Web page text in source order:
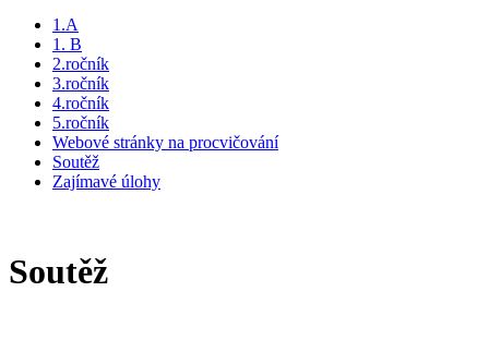
1.A
1. B
2.ročník
3.ročník
4.ročník
5.ročník
Webové stránky na procvičování
Soutěž
Zajímavé úlohy
Soutěž